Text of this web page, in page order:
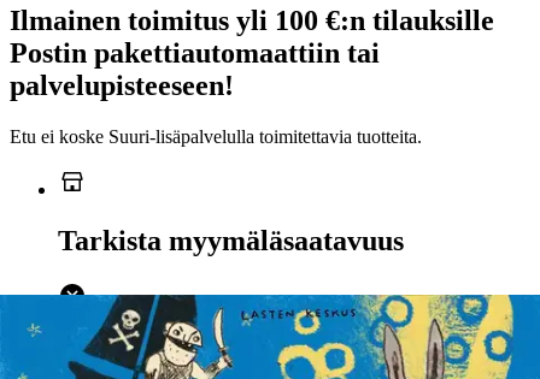
Ilmainen toimitus yli 100 €:n tilauksille
Postin pakettiautomaattiin tai
palvelupisteeseen!
Etu ei koske Suuri‑lisäpalvelulla toimitettavia tuotteita.
Tarkista myymäläsaatavuus
Ei saatavilla